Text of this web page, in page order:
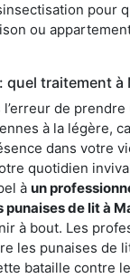
pour
ou
quel traitement à
de
à la légère,
dans votre
quotidien
à un
de lit à
à bout. Les
les punaises de
bataille contre